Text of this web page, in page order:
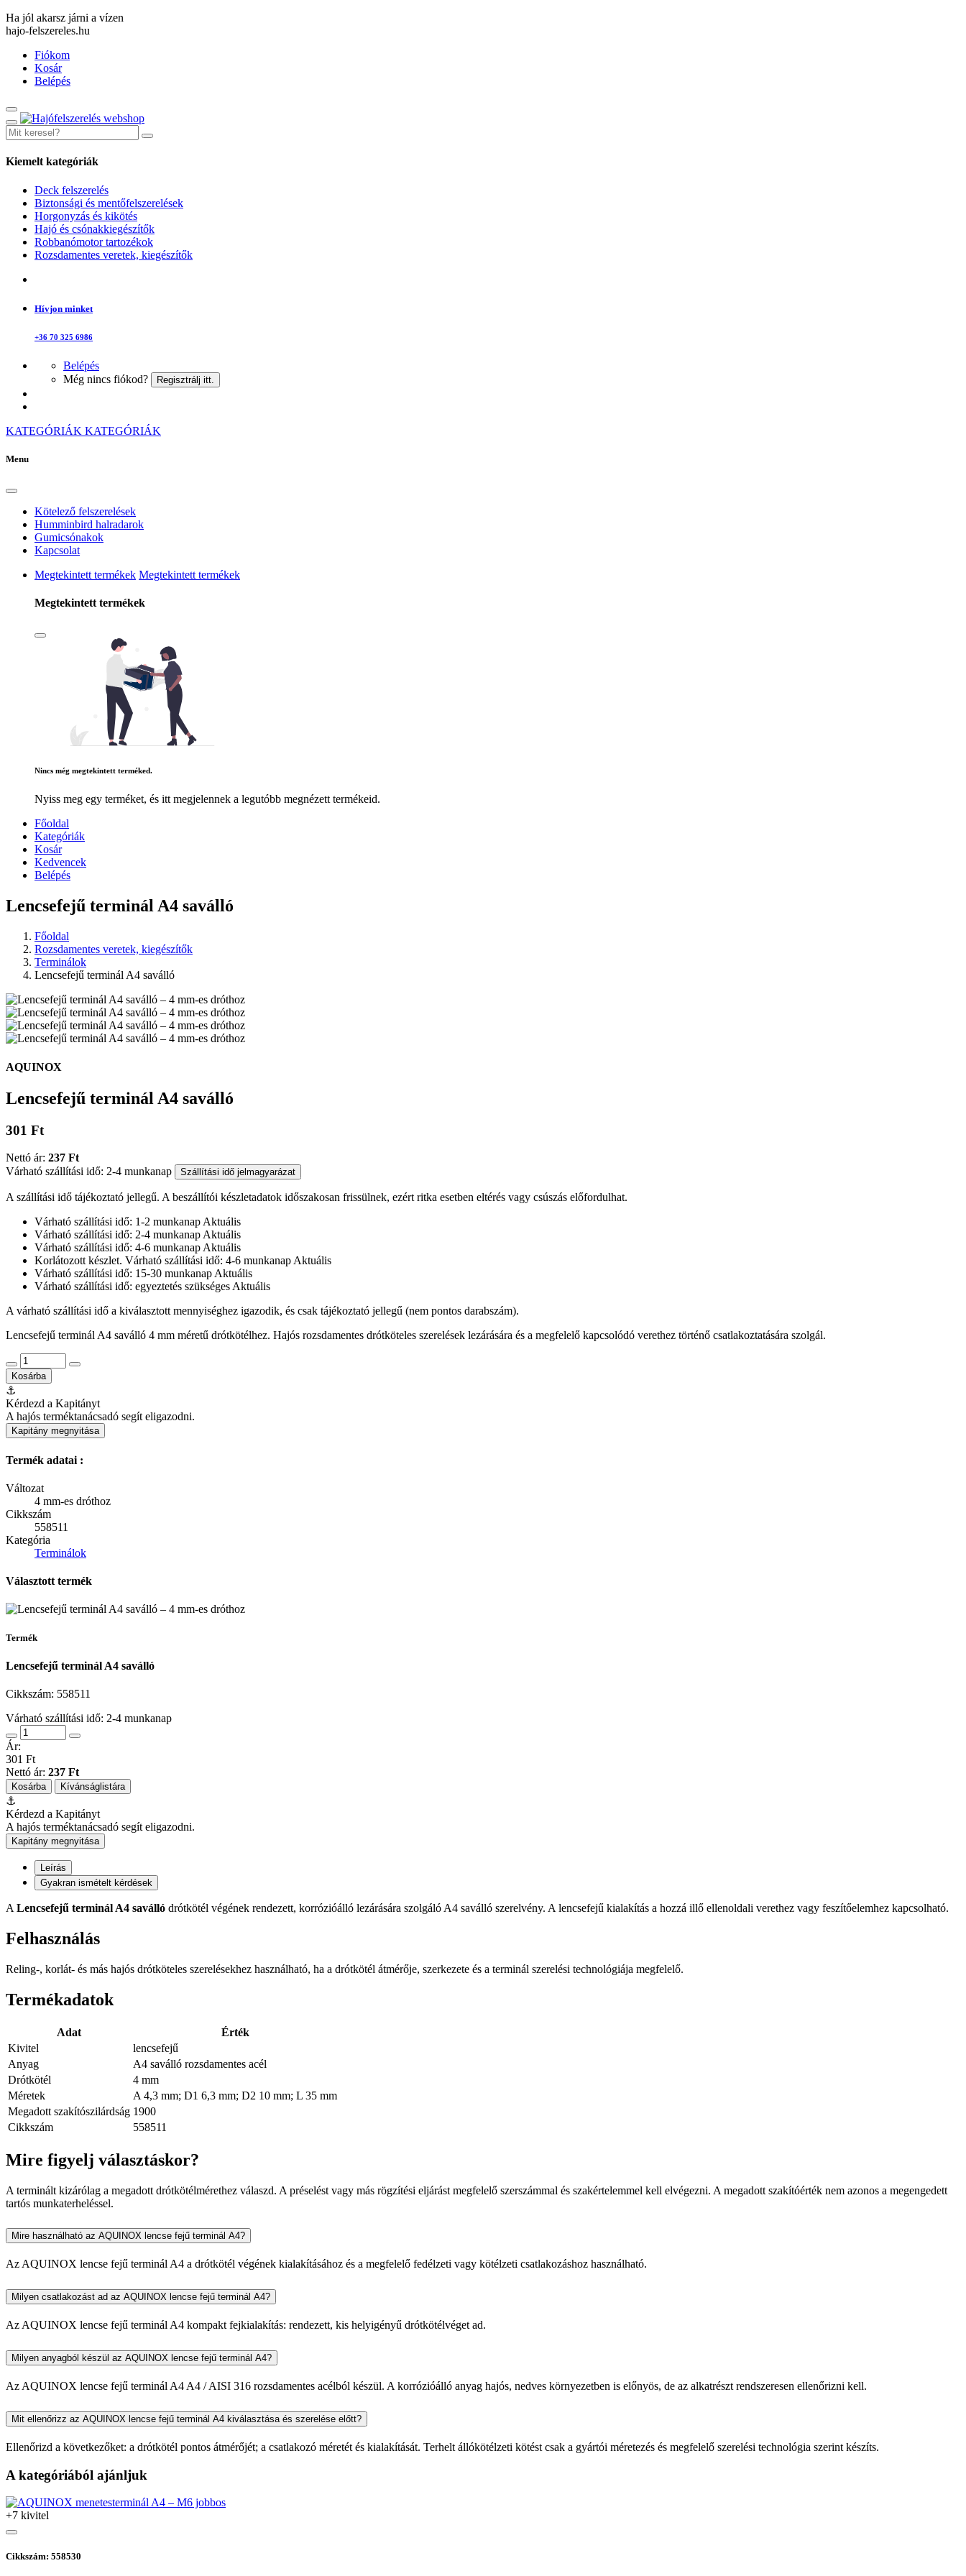
Ha jól akarsz járni a vízen
hajo-felszereles.hu
Fiókom
Kosár
Belépés
Kiemelt kategóriák
Deck felszerelés
Biztonsági és mentőfelszerelések
Horgonyzás és kikötés
Hajó és csónakkiegészítők
Robbanómotor tartozékok
Rozsdamentes veretek, kiegészítők
Hívjon minket
+36 70 325 6986
Belépés
Még nincs fiókod?
Regisztrálj itt.
KATEGÓRIÁK KATEGÓRIÁK
Menu
Kötelező felszerelések
Humminbird halradarok
Gumicsónakok
Kapcsolat
Megtekintett termékek Megtekintett termékek
Megtekintett termékek
Nincs még megtekintett terméked.
Nyiss meg egy terméket, és itt megjelennek a legutóbb megnézett termékeid.
Főoldal
Kategóriák
Kosár
Kedvencek
Belépés
Lencsefejű terminál A4 saválló
Főoldal
Rozsdamentes veretek, kiegészítők
Terminálok
Lencsefejű terminál A4 saválló
AQUINOX
Lencsefejű terminál A4 saválló
301 Ft
Nettó ár: 237 Ft
Várható szállítási idő: 2-4 munkanap
Szállítási idő jelmagyarázat
A szállítási idő tájékoztató jellegű. A beszállítói készletadatok időszakosan frissülnek, ezért ritka esetben eltérés vagy csúszás előfordulhat.
Várható szállítási idő: 1-2 munkanapAktuális
Várható szállítási idő: 2-4 munkanapAktuális
Várható szállítási idő: 4-6 munkanapAktuális
Korlátozott készlet. Várható szállítási idő: 4-6 munkanapAktuális
Várható szállítási idő: 15-30 munkanapAktuális
Várható szállítási idő: egyeztetés szükségesAktuális
A várható szállítási idő a kiválasztott mennyiséghez igazodik, és csak tájékoztató jellegű (nem pontos darabszám).
Lencsefejű terminál A4 saválló 4 mm méretű drótkötélhez. Hajós rozsdamentes drótköteles szerelések lezárására és a megfelelő kapcsolódó verethez történő csatlakoztatására szolgál.
Kosárba
⚓
Kérdezd a Kapitányt
A hajós terméktanácsadó segít eligazodni.
Kapitány megnyitása
Termék adatai :
Változat
4 mm-es dróthoz
Cikkszám
558511
Kategória
Terminálok
Választott termék
Termék
Lencsefejű terminál A4 saválló
Cikkszám: 558511
Várható szállítási idő: 2-4 munkanap
Ár:
301 Ft
Nettó ár: 237 Ft
Kosárba Kívánságlistára
⚓
Kérdezd a Kapitányt
A hajós terméktanácsadó segít eligazodni.
Kapitány megnyitása
Leírás
Gyakran ismételt kérdések
A Lencsefejű terminál A4 saválló drótkötél végének rendezett, korrózióálló lezárására szolgáló A4 saválló szerelvény. A lencsefejű kialakítás a hozzá illő ellenoldali verethez vagy feszítőelemhez kapcsolható.
Felhasználás
Reling-, korlát- és más hajós drótköteles szerelésekhez használható, ha a drótkötél átmérője, szerkezete és a terminál szerelési technológiája megfelelő.
Termékadatok
Adat
Érték
Kivitel
lencsefejű
Anyag
A4 saválló rozsdamentes acél
Drótkötél
4 mm
Méretek
A 4,3 mm; D1 6,3 mm; D2 10 mm; L 35 mm
Megadott szakítószilárdság 1900
Cikkszám
558511
Mire figyelj választáskor?
A terminált kizárólag a megadott drótkötélmérethez válaszd. A préselést vagy más rögzítési eljárást megfelelő szerszámmal és szakértelemmel kell elvégezni. A megadott szakítóérték nem azonos a megengedett
tartós munkaterheléssel.
Mire használható az AQUINOX lencse fejű terminál A4?
Az AQUINOX lencse fejű terminál A4 a drótkötél végének kialakításához és a megfelelő fedélzeti vagy kötélzeti csatlakozáshoz használható.
Milyen csatlakozást ad az AQUINOX lencse fejű terminál A4?
Az AQUINOX lencse fejű terminál A4 kompakt fejkialakítás: rendezett, kis helyigényű drótkötélvéget ad.
Milyen anyagból készül az AQUINOX lencse fejű terminál A4?
Az AQUINOX lencse fejű terminál A4 A4 / AISI 316 rozsdamentes acélból készül. A korrózióálló anyag hajós, nedves környezetben is előnyös, de az alkatrészt rendszeresen ellenőrizni kell.
Mit ellenőrizz az AQUINOX lencse fejű terminál A4 kiválasztása és szerelése előtt?
Ellenőrizd a következőket: a drótkötél pontos átmérőjét; a csatlakozó méretét és kialakítását. Terhelt állókötélzeti kötést csak a gyártói méretezés és megfelelő szerelési technológia szerint készíts.
A kategóriából ajánljuk
+7 kivitel
Cikkszám: 558530